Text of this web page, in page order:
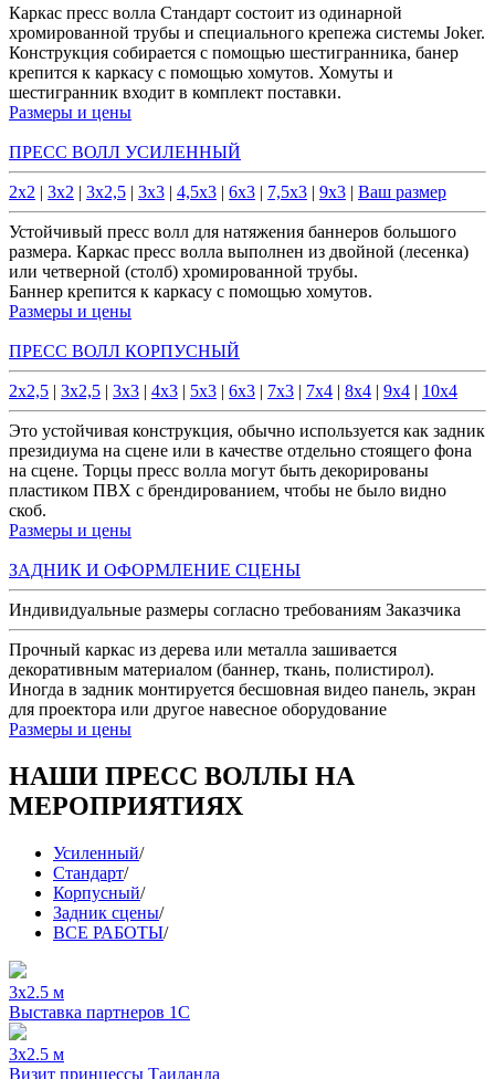
Каркас пресс волла Стандарт состоит из одинарной
хромированной трубы и специального крепежа системы Joker.
Конструкция собирается с помощью шестигранника, банер
крепится к каркасу с помощью хомутов. Хомуты и
шестигранник входит в комплект поставки.
Размеры и цены
ПРЕСС ВОЛЛ УСИЛЕННЫЙ
2x2 | 3x2 | 3x2,5 | 3x3 | 4,5x3 | 6x3 | 7,5x3 | 9x3 | Ваш размер
Устойчивый пресс волл для натяжения баннеров большого
размера. Каркас пресс волла выполнен из двойной (лесенка)
или четверной (столб) хромированной трубы.
Баннер крепится к каркасу с помощью хомутов.
Размеры и цены
ПРЕСС ВОЛЛ КОРПУСНЫЙ
2x2,5 | 3x2,5 | 3x3 | 4x3 | 5x3 | 6x3 | 7x3 | 7x4 | 8x4 | 9x4 | 10x4
Это устойчивая конструкция, обычно используется как задник
президиума на сцене или в качестве отдельно стоящего фона
на сцене. Торцы пресс волла могут быть декорированы
пластиком ПВХ с брендированием, чтобы не было видно
скоб.
Размеры и цены
ЗАДНИК И ОФОРМЛЕНИЕ СЦЕНЫ
Индивидуальные размеры согласно требованиям Заказчика
Прочный каркас из дерева или металла зашивается
декоративным материалом (баннер, ткань, полистирол).
Иногда в задник монтируется бесшовная видео панель, экран
для проектора или другое навесное оборудование
Размеры и цены
НАШИ ПРЕСС ВОЛЛЫ НА
МЕРОПРИЯТИЯХ
Усиленный/
Стандарт/
Корпусный/
Задник сцены/
ВСЕ РАБОТЫ/
3x2.5 м
Выставка партнеров 1С
3x2.5 м
Визит принцессы Таиланда